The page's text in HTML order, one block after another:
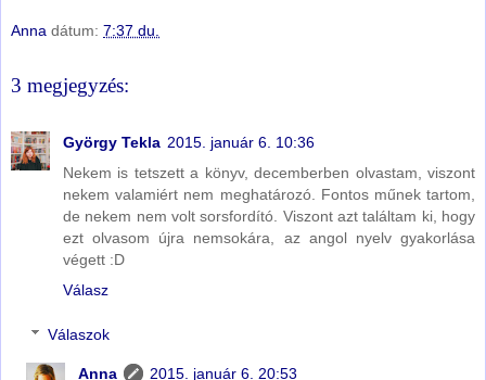
Anna dátum: 7:37 du.
3 megjegyzés:
György Tekla 2015. január 6. 10:36
Nekem is tetszett a könyv, decemberben olvastam, viszont
nekem valamiért nem meghatározó. Fontos műnek tartom,
de nekem nem volt sorsfordító. Viszont azt találtam ki, hogy
ezt olvasom újra nemsokára, az angol nyelv gyakorlása
végett :D
Válasz
Válaszok
Anna
2015. január 6. 20:53